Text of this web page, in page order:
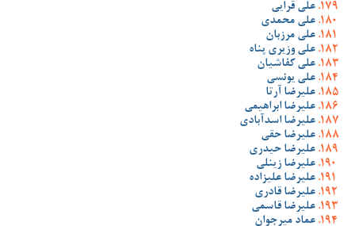
علی قرایی
علی محمدی
علی مرزبان
علی وزیری پناه
علی کفاشیان
علی یونسی
علیرضا آرتا
علیرضا ابراهیمی
علیرضا اسدآبادی
علیرضا حقی
علیرضا حیدری
علیرضا زینلی
علیرضا علیزاده
علیرضا قادری
علیرضا قاسمی
عماد میرجوان